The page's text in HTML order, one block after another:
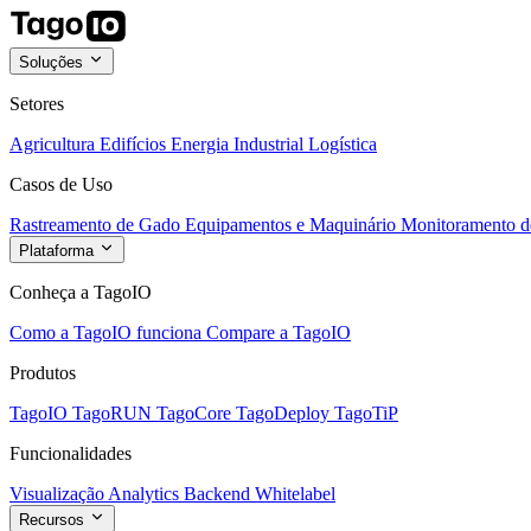
Soluções
Setores
Agricultura Edifícios Energia Industrial Logística
Casos de Uso
Rastreamento de Gado Equipamentos e Maquinário Monitoramento
Plataforma
Conheça a TagoIO
Como a TagoIO funciona Compare a TagoIO
Produtos
TagoIO TagoRUN TagoCore TagoDeploy TagoTiP
Funcionalidades
Visualização Analytics Backend Whitelabel
Recursos